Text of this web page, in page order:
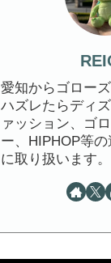
愛知からゴロー
ハズレたらディ
ァッション、ゴ
ー、HIPHOP等
に取り扱います。